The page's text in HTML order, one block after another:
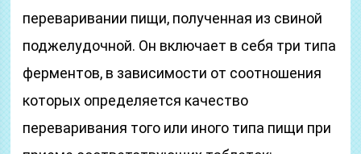
переваривании пищи, полученная из свиной
поджелудочной. Он включает в себя три типа
ферментов, в зависимости от соотношения
которых определяется качество
переваривания того или иного типа пищи при